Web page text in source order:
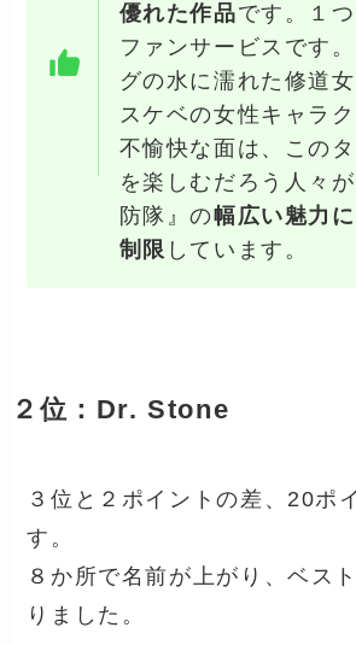
優れた作品です。１
ファンサービスです
グの水に濡れた修道
スケベの女性キャラ
不愉快な面は、この
を楽しむだろう人々
防隊』の幅広い魅力
制限 しています。
２位：Dr. Stone
３位と２ポイントの差、20ポ
す。
８か所で名前が上がり、ベス
りました。